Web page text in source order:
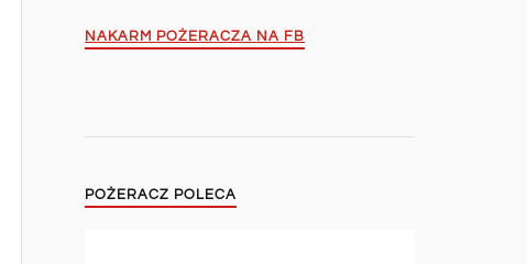
NAKARM POŻERACZA NA FB
POŻERACZ POLECA